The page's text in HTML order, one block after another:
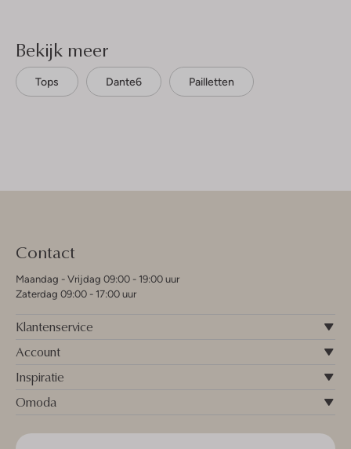
Bekijk meer
Tops Dante6 Pailletten
Contact
Maandag - Vrijdag 09:00 - 19:00 uur
Zaterdag 09:00 - 17:00 uur
Klantenservice
Account
Inspiratie
Omoda